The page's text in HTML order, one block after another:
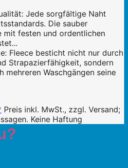
Jede sorgfältige Naht
Die sauber
mit festen und ordentlichen
Fleece besticht nicht nur durch
Strapazierfähigkeit, sondern
mehreren Waschgängen seine
Preis inkl. MwSt., zzgl. Versand;
Keine Haftung